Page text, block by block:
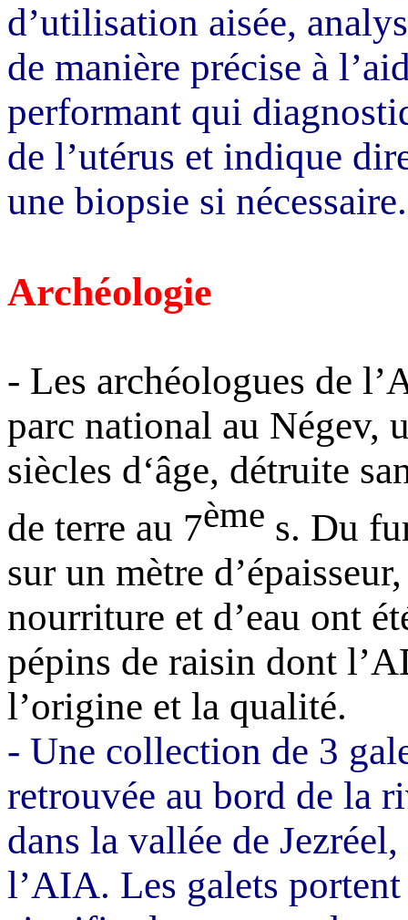
d’utilisation aisée,
de manière précise à
performant qui
de l’utérus et indique
une biopsie si nécessaire.
Archéologie
- Les archéologues de
parc national au Négev,
siècles d‘âge, détruite
de terre au 7ème s. Du
sur un mètre d’épaisseur
nourriture et d’eau ont
pépins de raisin dont
l’origine et la qualité.
- Une collection de 3
retrouvée au bord de la
dans la vallée de
l’AIA. Les galets